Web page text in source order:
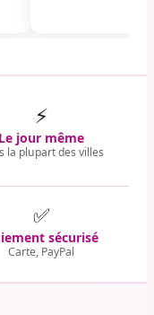
⚡
Le jour même
la plupart des villes
✅
sécurisé
Carte, PayPal